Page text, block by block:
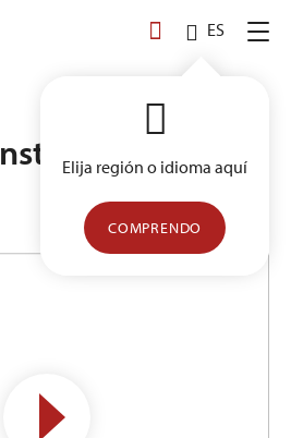
ES
Elija región o idioma aquí
COMPRENDO
de